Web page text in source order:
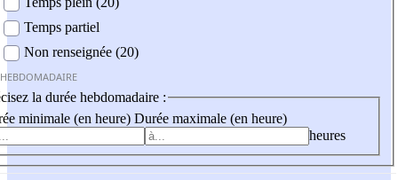
Temps partiel
Non renseignée (20)
la durée hebdomadaire :
minimale (en heure) Durée maximale (en heure)
heures